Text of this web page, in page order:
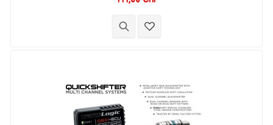
aumentare le marce (Shift-Up) senza utilizzare
connettori originali. Funziona con cambi di